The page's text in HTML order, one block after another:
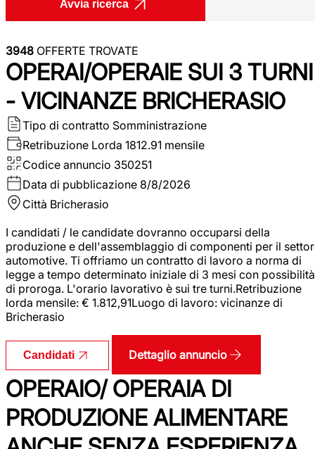
Avvia ricerca
3948 OFFERTE TROVATE
OPERAI/OPERAIE SUI 3 TURNI
- VICINANZE BRICHERASIO
Tipo di contratto Somministrazione
Retribuzione Lorda 1812.91 mensile
Codice annuncio 350251
Data di pubblicazione 8/8/2026
Città Bricherasio
I candidati / le candidate dovranno occuparsi della
produzione e dell'assemblaggio di componenti per il
automotive. Ti offriamo un contratto di lavoro a norma di
legge a tempo determinato iniziale di 3 mesi con possibilità
di proroga. L'orario lavorativo è sui tre turni.Retribuzione
lorda mensile: € 1.812,91Luogo di lavoro: vicinanze di
Bricherasio
Candidati Dettaglio annuncio
OPERAIO/ OPERAIA DI
PRODUZIONE ALIMENTARE